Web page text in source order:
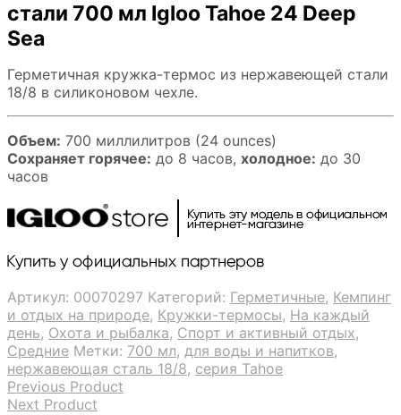
стали 700 мл Igloo Tahoe 24 Deep
Sea
Герметичная кружка-термос из нержавеющей стали
18/8 в силиконовом чехле.
Объем: 700 миллилитров (24 ounces)
Сохраняет горячее: до 8 часов, холодное: до 30
часов
Артикул: 00070297 Категорий: Герметичные, Кемпинг
и отдых на природе, Кружки-термосы, На каждый
день, Охота и рыбалка, Спорт и активный отдых,
Средние Метки: 700 мл, для воды и напитков,
нержавеющая сталь 18/8, серия Tahoe
Previous Product
Next Product